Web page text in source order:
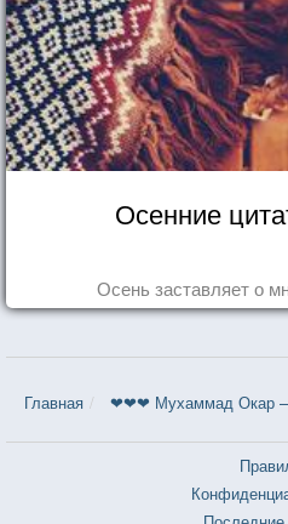
Осенние
Осень заставляет о
Главная ❤❤❤ Мухаммад Окар —